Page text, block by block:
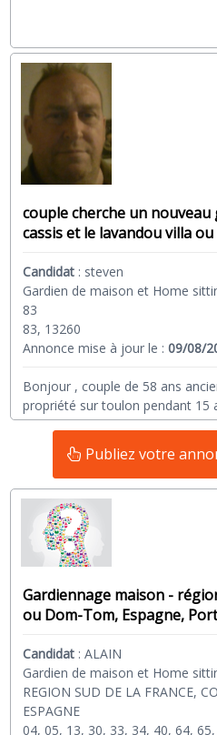
couple cherche un
cassis et le lavandou villa
Candidat : steven
Gardien de maison et Home
83
83, 13260
Annonce mise à jour le :09/08/
Bonjour , couple de 58 ans
propriété sur toulon pendant 15
Publiez votre
Gardiennage maison -
ou Dom-Tom, Espagne,
Candidat :ALAIN
Gardien de maison et Home
REGION SUD DE LA FRANCE,
ESPAGNE
04, 05, 13, 30, 33, 34, 40, 64,